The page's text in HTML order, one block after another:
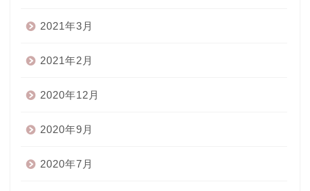
2021年3月
2021年2月
2020年12月
2020年9月
2020年7月